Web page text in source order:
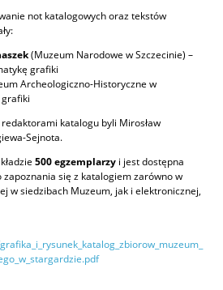
not katalogowych oraz tekstów
(Muzeum Narodowe w Szczecinie) –
grafiki
Archeologiczno-Historyczne w
katalogu byli Mirosław
Sejnota.
500 egzemplarzy i jest dostępna
zapoznania się z katalogiem zarówno w
w siedzibach Muzeum, jak i elektronicznej,